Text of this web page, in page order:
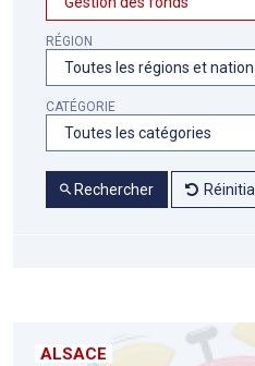
RÉGION
CATÉGORIE
Rechercher
ALSACE